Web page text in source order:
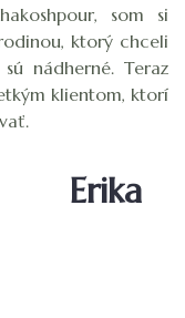
som si
ktorý chceli
nádherné. Teraz
klientom, ktorí
Erika